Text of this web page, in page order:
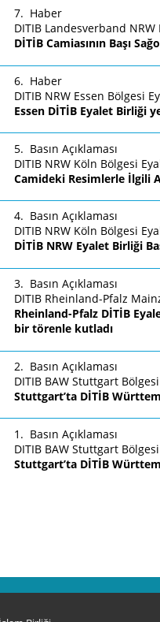
7. Haber
DITIB Landesverband
DİTİB Camiasının Başı
6. Haber
DITIB NRW Essen Bölgesi
Essen DİTİB Eyalet Birliği
5. Basın Açıklaması
DITIB NRW Köln Bölgesi
Camideki Resimlerle İlgili
4. Basın Açıklaması
DITIB NRW Köln Bölgesi
DİTİB NRW Eyalet Birliği
3. Basın Açıklaması
DITIB Rheinland-Pfalz
Rheinland-Pfalz DİTİB
bir törenle kutladı
2. Basın Açıklaması
DITIB BAW Stuttgart
Stuttgart’ta DİTİB
1. Basın Açıklaması
DITIB BAW Stuttgart
Stuttgart’ta DİTİB